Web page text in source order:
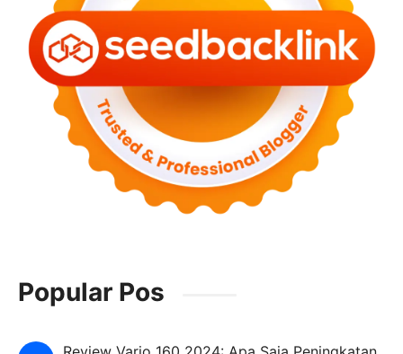
Popular Pos